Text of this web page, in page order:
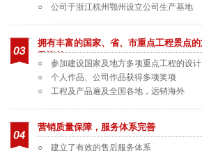
○ 公司于浙江杭州鄂州设立公司生产基地
拥有丰富的国家、省、市重点工程景点
及海外
○ 参加建设国家及地方多项重点工程的设
○ 个人作品、公司作品获得多项奖项
○ 工程及产品遍及全国各地，远销海外
营销质量保障，服务体系完善
○ 建立了有效的售后服务体系